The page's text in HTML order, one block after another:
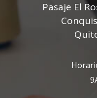
Pasaje El